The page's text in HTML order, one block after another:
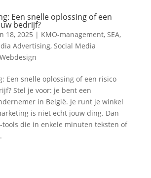
Een snelle oplossing of een
bedrijf?
18, 2025 | KMO-management, SEA,
Advertising, Social Media
Webdesign
Een snelle oplossing of een risico
Stel je voor: je bent een
in België. Je runt je winkel
is niet echt jouw ding. Dan
tools die in enkele minuten teksten of